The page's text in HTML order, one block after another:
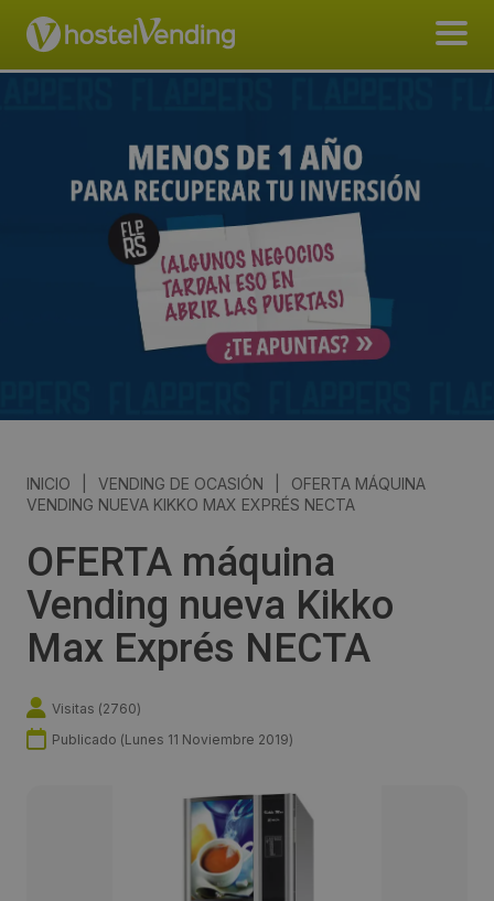
INICIO VENDING DE OCASIÓN
OFERTA MÁQUINA
VENDING NUEVA KIKKO MAX EXPRÉS NECTA
OFERTA máquina
Vending nueva Kikko
Max Exprés NECTA
Visitas (2760)
Publicado (Lunes 11 Noviembre 2019)